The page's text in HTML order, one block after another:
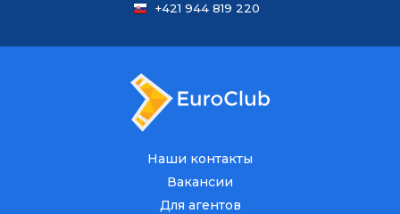
+421 944 819 220
Наши контакты
Вакансии
Для агентов